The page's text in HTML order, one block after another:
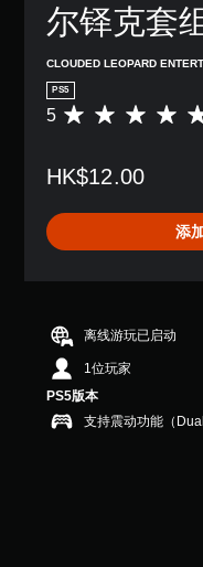
尔铎克套
CLOUDED LEOPARD
PS5
平
价
颗
星
（
颗
星
，
1
个
评
5
HK$12.00
添
离线游玩已启动
1位玩家
PS5版本
支持震动功能（